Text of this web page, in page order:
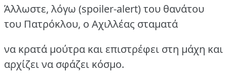
Άλλωστε, λόγω (spoiler-alert) του θανάτου
του Πατρόκλου, ο Αχιλλέας σταματά
να κρατά μούτρα και επιστρέφει στη μάχη και
αρχίζει να σφάζει κόσμο.